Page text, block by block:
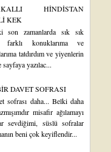
HİNDİSTAN
KEK
son zamanlarda sık sık
farklı konuklarıma ve
tatdırdım ve yiyenlerin
yazılac...
DAVET SOFRASI
sofrası daha... Belki daha
misafir ağılamayı
sevdiğimi, süslü sofralar
beni çok keyiflendir...